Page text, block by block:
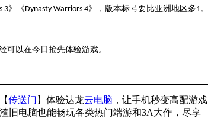
3》《 Dynasty Warriors 4》，版本标号要比亚洲地区多1。
可以在今日抢先体验游戏。
传送门 】体验达龙云电脑 ，让手机秒变高配游戏
旧电脑也能畅玩各类热门端游和3A大作，尽享